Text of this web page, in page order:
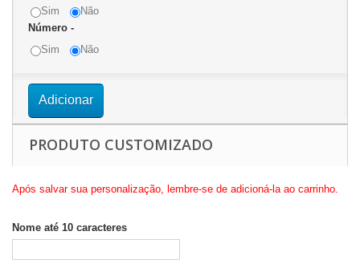
Sim
Não
Número -
Sim
Não
Adicionar
PRODUTO CUSTOMIZADO
Após salvar sua personalização, lembre-se de adicioná-la ao carrinho.
Nome até 10 caracteres